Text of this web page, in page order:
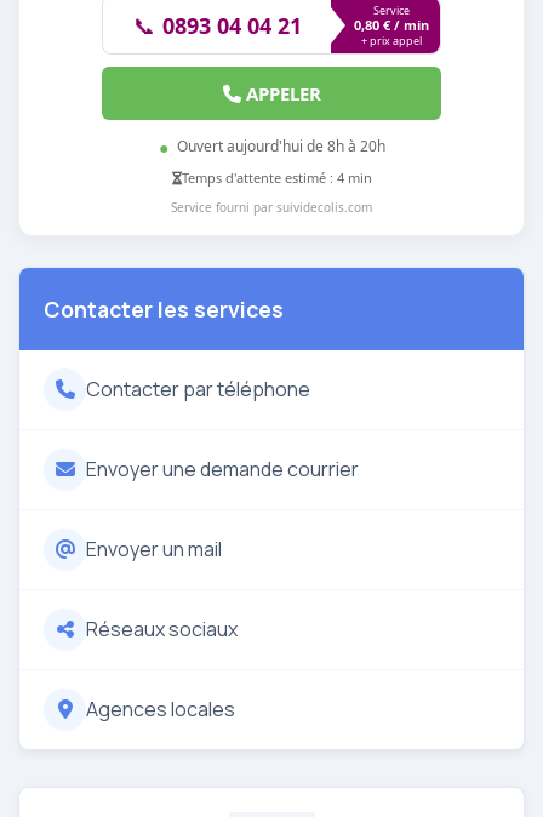
📞 0893 04 04 21
Service
0,80 € / min
+ prix appel
APPELER
● Ouvert aujourd'hui de 8h à 20h
Temps d'attente estimé : 4 min
Service fourni par suividecolis.com
Contacter les services
Contacter par téléphone
Envoyer une demande courrier
Envoyer un mail
Réseaux sociaux
Agences locales